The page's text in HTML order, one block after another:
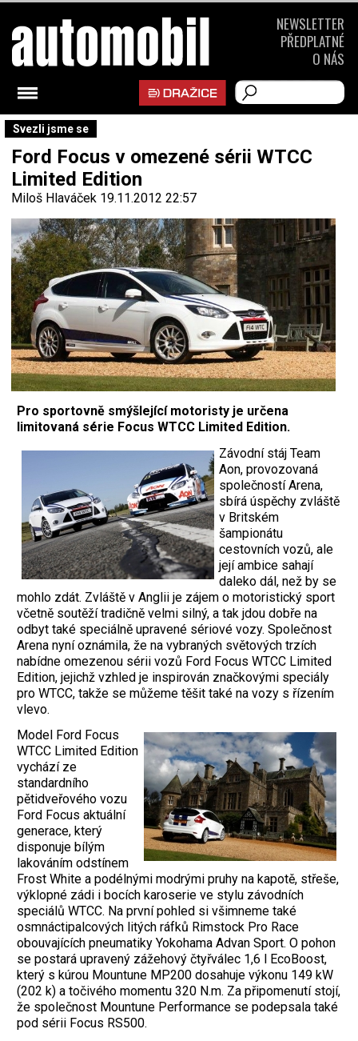
Svezli jsme se
Ford Focus v omezené sérii WTCC
Limited Edition
Miloš Hlaváček 19.11.2012 22:57
Pro sportovně smýšlející motoristy je určena
limitovaná série Focus WTCC Limited Edition.
Závodní stáj Team
Aon, provozovaná
společností Arena,
sbírá úspěchy zvláště
v Britském
šampionátu
cestovních vozů, ale
její ambice sahají
daleko dál, než by se
mohlo zdát. Zvláště v Anglii je zájem o motoristický sport
včetně soutěží tradičně velmi silný, a tak jdou dobře na
odbyt také speciálně upravené sériové vozy. Společnost
Arena nyní oznámila, že na vybraných světových trzích
nabídne omezenou sérii vozů Ford Focus WTCC Limited
Edition, jejichž vzhled je inspirován značkovými speciály
pro WTCC, takže se můžeme těšit také na vozy s řízením
vlevo.
Model Ford Focus
WTCC Limited Edition
vychází ze
standardního
pětidveřového vozu
Ford Focus aktuální
generace, který
disponuje bílým
lakováním odstínem
Frost White a podélnými modrými pruhy na kapotě, střeše,
výklopné zádi i bocích karoserie ve stylu závodních
speciálů WTCC. Na první pohled si všimneme také
osmnáctipalcových litých ráfků Rimstock Pro Race
obouvajících pneumatiky Yokohama Advan Sport. O pohon
se postará upravený zážehový čtyřválec 1,6 l EcoBoost,
který s kúrou Mountune MP200 dosahuje výkonu 149 kW
(202 k) a točivého momentu 320 N.m. Za připomenutí stojí,
že společnost Mountune Performance se podepsala také
pod sérii Focus RS500.
NEWSLETTER
PŘEDPLATNÉ
O NÁS